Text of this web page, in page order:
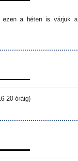
ezen a héten is várjuk a
20 óráig)